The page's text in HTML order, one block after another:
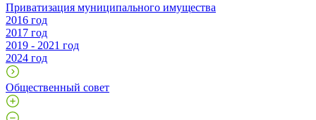
Приватизация муниципального имущества
2016 год
2017 год
2019 - 2021 год
2024 год
Общественный совет